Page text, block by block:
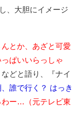
、大胆にイメージ
んとか、あざと可愛
ぱいいらっしゃ
などと語り、『ナイ
、誰で行く？ はっき
わー…（元テレビ東